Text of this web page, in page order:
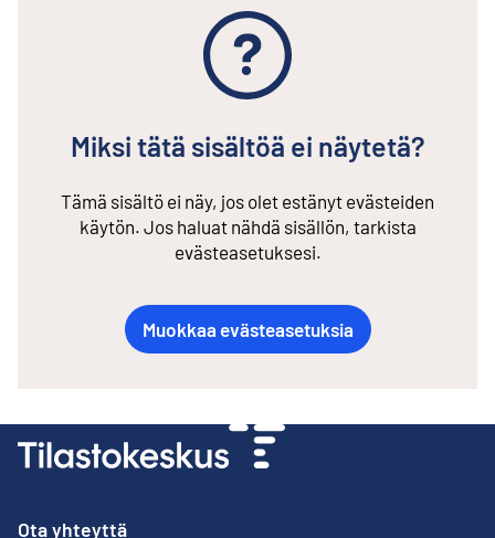
Miksi tätä sisältöä ei näytetä?
Tämä sisältö ei näy, jos olet estänyt evästeiden
käytön. Jos haluat nähdä sisällön, tarkista
evästeasetuksesi.
Muokkaa evästeasetuksia
Ota yhteyttä